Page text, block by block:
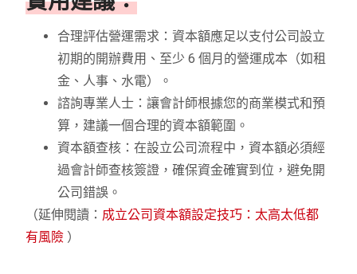
合理評估營運需求：資本額應足以支付公司設立
初期的開辦費用、至少 6 個月的營運成本（如租
金、人事、水電）。
諮詢專業人士：讓會計師根據您的商業模式和預
算，建議一個合理的資本額範圍。
資本額查核：在設立公司流程中，資本額必須經
過會計師查核簽證，確保資金確實到位，避免開
公司錯誤。
（延伸閱讀： 成立公司資本額設定技巧：太高太低都
有風險 ）